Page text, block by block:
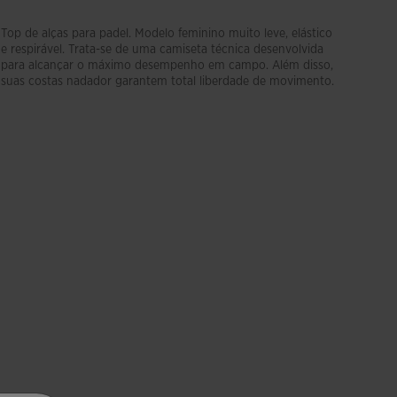
Top de alças para padel. Modelo feminino muito leve, elástico
e respirável. Trata-se de uma camiseta técnica desenvolvida
para alcançar o máximo desempenho em campo. Além disso,
suas costas nadador garantem total liberdade de movimento.